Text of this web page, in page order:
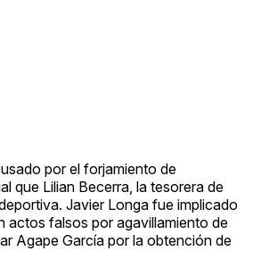
por el forjamiento de
que Lilian Becerra, la tesorera de
Javier Longa fue implicado
actos falsos por agavillamiento de
Agape García por la obtención de